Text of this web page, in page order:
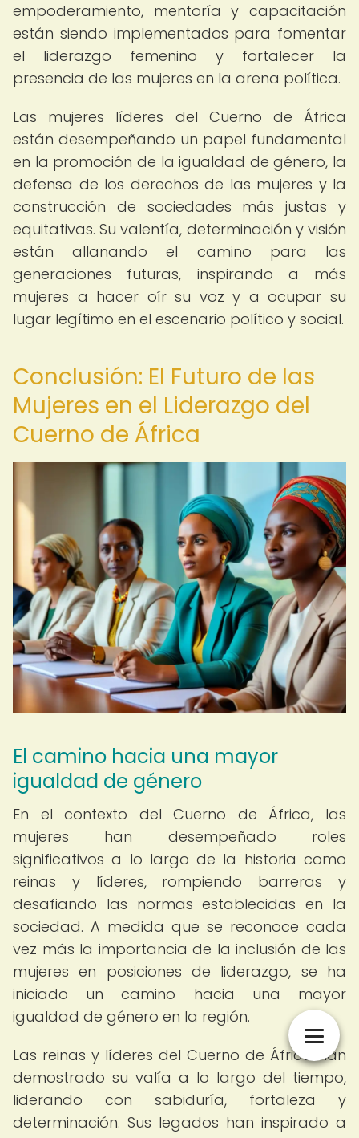
empoderamiento, mentoría y capacitación
están siendo implementados para fomentar
el liderazgo femenino y fortalecer la
presencia de las mujeres en la arena política.
Las mujeres líderes del Cuerno de África
están desempeñando un papel fundamental
en la promoción de la igualdad de género, la
defensa de los derechos de las mujeres y la
construcción de sociedades más justas y
equitativas. Su valentía, determinación y visión
están allanando el camino para las
generaciones futuras, inspirando a más
mujeres a hacer oír su voz y a ocupar su
lugar legítimo en el escenario político y social.
Conclusión: El Futuro de las
Mujeres en el Liderazgo del
Cuerno de África
El camino hacia una mayor
igualdad de género
En el contexto del Cuerno de África, las
mujeres han desempeñado roles
significativos a lo largo de la historia como
reinas y líderes, rompiendo barreras y
desafiando las normas establecidas en la
sociedad. A medida que se reconoce cada
vez más la importancia de la inclusión de las
mujeres en posiciones de liderazgo, se ha
iniciado un camino hacia una mayor
igualdad de género en la región.
Las reinas y líderes del Cuerno de África han
demostrado su valía a lo largo del tiempo,
liderando con sabiduría, fortaleza y
determinación. Sus legados han inspirado a